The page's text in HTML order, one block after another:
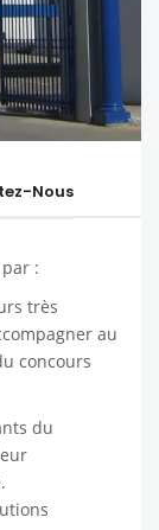
Nous
:
très
au
concours
du